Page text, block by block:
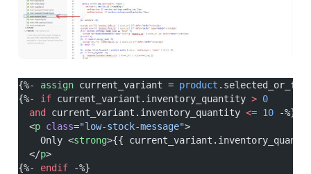
{%- assign current_variant = product
{%- if current_variant.inventory_quantity > 0
  and
current_variant.inventory_quantity <= 10 -%}
  <
p class="low-stock-message">
    Only <
strong>{{
  </
p>
{%- endif -%}